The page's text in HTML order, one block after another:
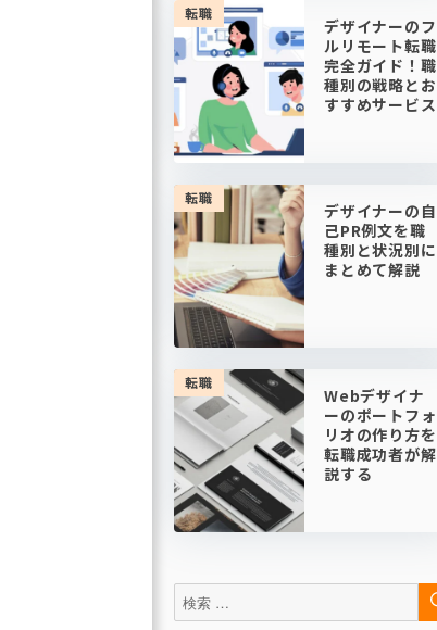
転職
デザイナーのフ
ルリモート転職
完全ガイド！職
種別の戦略とお
すすめサービス
転職
デザイナーの自
己PR例文を職
種別と状況別に
まとめて解説
転職
Webデザイナ
ーのポートフォ
リオの作り方を
転職成功者が解
説する
検
索: